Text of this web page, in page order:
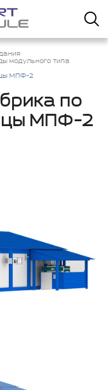
модульного типа
МПФ-2
по
МПФ-2